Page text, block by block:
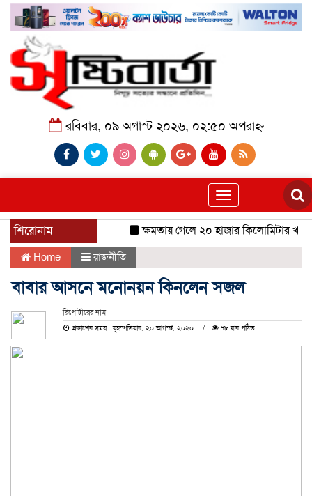
রবিবার, ০৯ অগাস্ট ২০২৬, ০২:৫০ অপরাহ্ন
Toggle
navigation
শিরোনাম ক্ষমতায় গেলে ২০ হাজার কিলোমিটার খাল
Home রাজনীতি
বাবার আসনে মনোনয়ন কিনলেন সজল
রিপোর্টারের নাম
প্রকাশের সময় : বৃহস্পতিবার, ২০ আগস্ট, ২০২০
৭৮ বার পঠিত